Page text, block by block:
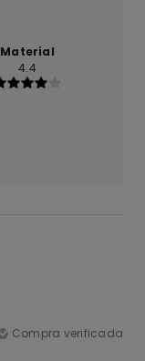
Material
4.4
Compra verificada